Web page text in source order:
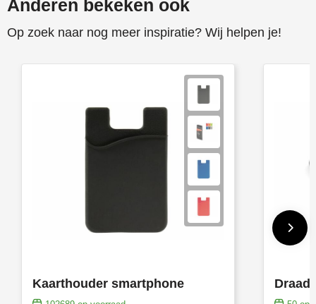
Anderen bekeken ook
Op zoek naar nog meer inspiratie? Wij helpen je!
Kaarthouder smartphone